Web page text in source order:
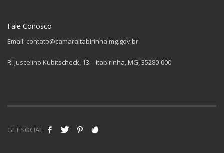
Fale Conosco
Email: contato@camaraitabirinha.mg.gov.br
R. Juscelino Kubitscheck, 13 – Itabirinha, MG, 35280-000
GET SOCIAL